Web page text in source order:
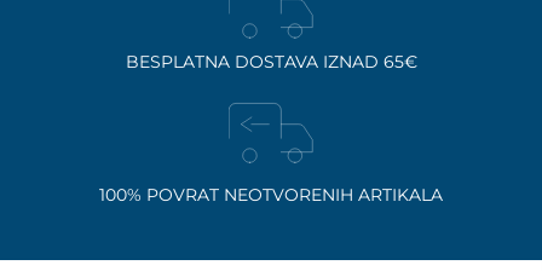
BESPLATNA DOSTAVA IZNAD 65€
100% POVRAT NEOTVORENIH ARTIKALA